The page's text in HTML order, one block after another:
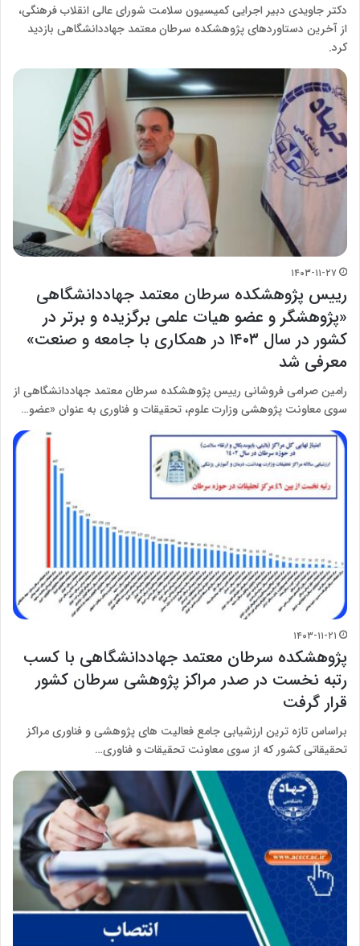
دکتر جاویدی دبیر اجرایی کمیسیون سلامت شورای عالی انقلاب فرهنگی،
از آخرین دستاوردهای پژوهشکده سرطان معتمد جهاددانشگاهی بازدید
کرد.
۱۴۰۳-۱۱-۲۷
رییس پژوهشکده سرطان معتمد جهاددانشگاهی
«پژوهشگر و عضو هیات علمی برگزیده و برتر در
کشور در سال ۱۴۰۳ در همکاری با جامعه و صنعت»
معرفی شد
رامین صرامی فروشانی رییس پژوهشکده سرطان معتمد جهاددانشگاهی از
سوی معاونت پژوهشی وزارت علوم، تحقیقات و فناوری به عنوان «عضو…
۱۴۰۳-۱۱-۲۱
پژوهشکده سرطان معتمد جهاددانشگاهی با کسب
رتبه نخست در صدر مراکز پژوهشی سرطان کشور
قرار گرفت
براساس تازه ترین ارزشیابی جامع فعالیت های پژوهشی و فناوری مراکز
تحقیقاتی کشور که از سوی معاونت تحقیقات و فناوری…